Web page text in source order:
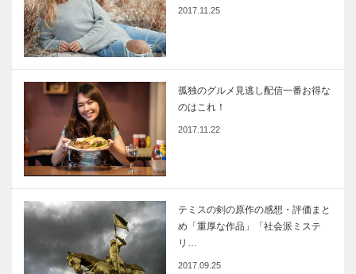
2017.11.25
孤独のグルメ見逃し配信一番お得な
のはこれ！
2017.11.22
テミスの剣の原作の感想・評価まと
め「重厚な作品」「社会派ミステ
リ…
2017.09.25